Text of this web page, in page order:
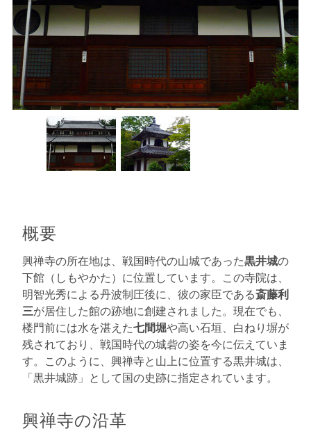
概要
興禅寺の所在地は、戦国時代の山城であった黒井城の
下館（しもやかた）に位置しています。この寺院は、
明智光秀による丹波制圧後に、彼の家臣である斎藤利
三が居住した館の跡地に創建されました。現在でも、
楼門前には水を湛えた七間堀や高い石垣、白ねり塀が
残されており、戦国時代の城砦の姿を今に伝えていま
す。このように、興禅寺と山上に位置する黒井城は、
「黒井城跡」として国の史跡に指定されています。
興禅寺の沿革